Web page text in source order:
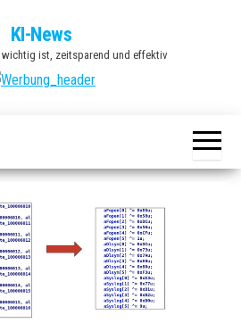
KI-News
wichtig ist, zeitsparend und effektiv